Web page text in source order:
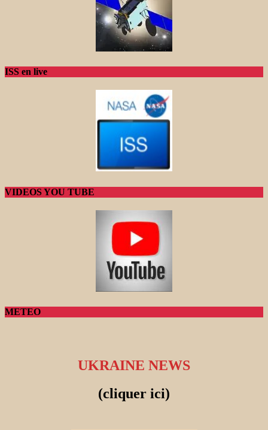
ISS en live
VIDEOS YOU TUBE
METEO
UKRAINE NEWS
(cliquer ici)